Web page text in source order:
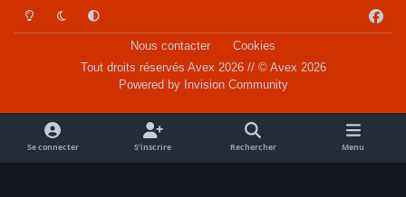
Light ModeDark ModeSystem Preference
a
o
k
Nous contacter
Cookies
Tout droits réservés Avex 2026 // © Avex 2026
Powered by Invision Community
Se connecter S’inscrire Rechercher Menu